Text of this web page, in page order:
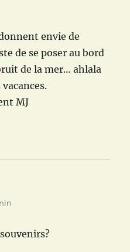
envie de
de se poser au bord
de la mer… ahlala
MJ